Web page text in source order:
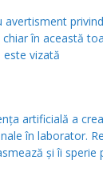
avertisment
chiar în această
este vizată
artificială a
în laborator.
și îi sperie